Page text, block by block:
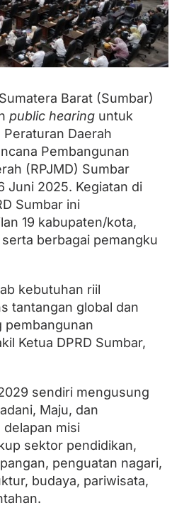
Barat (Sumbar)
public hearing untuk
Daerah
Pembangunan
(RPJMD) Sumbar
Juni 2025. Kegiatan di
Sumbar ini
19 kabupaten/kota,
berbagai pemangku
kebutuhan riil
tantangan global dan
pembangunan
Ketua DPRD Sumbar,
sendiri mengusung
Maju, dan
delapan misi
sektor pendidikan,
penguatan nagari,
budaya, pariwisata,